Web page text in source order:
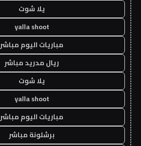
يلا شوت
yalla shoot
مباريات اليوم مباشر
ريال مدريد مباشر
يلا شوت
yalla shoot
مباريات اليوم مباشر
برشلونة مباشر